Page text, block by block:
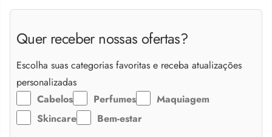
Quer receber nossas ofertas?
Escolha suas categorias favoritas e receba atualizações
personalizadas
Cabelos
Perfumes
Maquiagem
Skincare
Bem-estar